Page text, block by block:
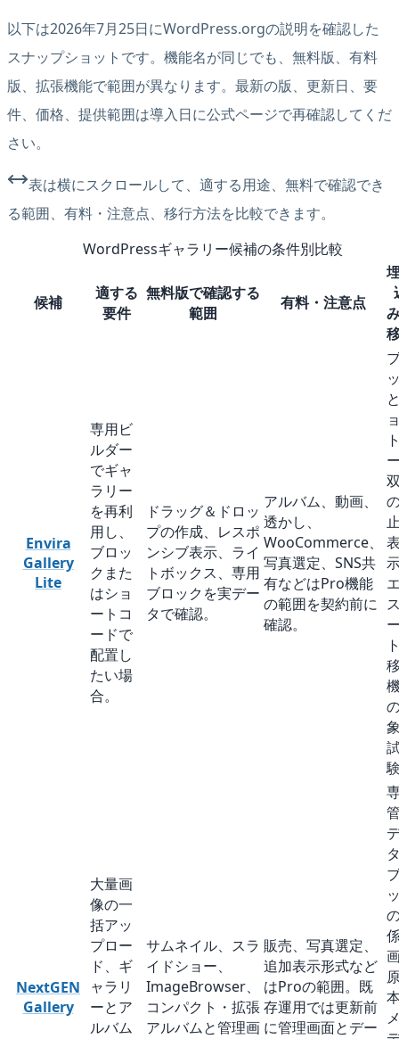
以下は2026年7月25日にWordPress.orgの説明を確認した
スナップショットです。機能名が同じでも、無料版、有料
版、拡張機能で範囲が異なります。最新の版、更新日、要
件、価格、提供範囲は導入日に公式ページで再確認してくだ
さい。
表は横にスクロールして、適する用途、無料で確認でき
る範囲、有料・注意点、移行方法を比較できます。
WordPressギャラリー候補の条件別比較
候補
適する
要件
無料版で確認する
範囲
有料・注意点
Envira
Gallery
Lite
専用ビ
ルダー
でギャ
ラリー
を再利
用し、
ブロッ
クまた
はショ
ートコ
ードで
配置し
たい場
合。
ドラッグ＆ドロッ
プの作成、レスポ
ンシブ表示、ライ
トボックス、専用
ブロックを実デー
タで確認。
アルバム、動画、
透かし、
WooCommerce、
写真選定、SNS共
有などはPro機能
の範囲を契約前に
確認。
NextGEN
Gallery
大量画
像の一
括アッ
プロー
ド、ギ
ャラリ
ーとア
ルバム
サムネイル、スラ
イドショー、
ImageBrowser、
コンパクト・拡張
アルバムと管理画
販売、写真選定、
追加表示形式など
はProの範囲。既
存運用では更新前
に管理画面とデー